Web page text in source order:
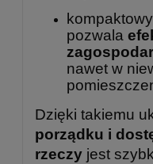
pozwala
nawet w
Dzięki takiemu
porządku i
rzeczy jest